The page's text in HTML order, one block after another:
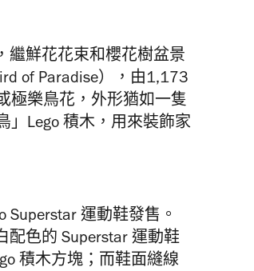
繼鮮花花束和櫻花樹盆景
of Paradise），由1,173
極樂鳥花，外形猶如一隻
」Lego 積木，用來裝飾家
Superstar 運動鞋發售。
配色的 Superstar 運動鞋
積木方塊；而鞋面縫線